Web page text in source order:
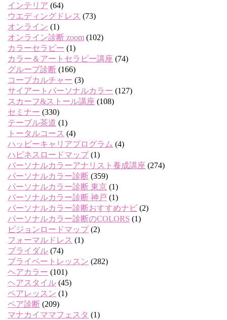
インテリア (64)
ウエディングドレス (73)
オンライン (1)
オンライン診断 zoom (102)
カラーセラピー (1)
カラー＆アートセラピー講座 (74)
グループ診断 (166)
コープカルチャー (3)
サイアートパーソナルカラー (127)
スカーフ&ストール講座 (108)
セミナー (330)
テーブル茶道 (1)
トータルコース (4)
ハッピーキャリアプログラム (4)
ハピネスロードマップ (1)
パーソナルカラーアナリスト養成講座 (274)
パーソナルカラー診断 (359)
パーソナルカラー診断 東京 (1)
パーソナルカラー診断 神戸 (1)
パーソナルカラー診断おすすめナビ (2)
パーソナルカラー診断のCOLORS (1)
ビジョンロードマップ (2)
フォーマルドレス (1)
ブライダル (74)
プライベートレッスン (282)
ヘアカラー (101)
ヘアスタイル (45)
ペアレッスン (1)
ペア診断 (209)
マナカイママフェスタ (1)